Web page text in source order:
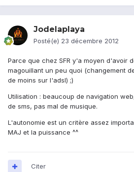
Jodelaplaya
Posté(e) 23 décembre 2012
Parce que chez SFR y'a moyen d'avoir
magouillant un peu quoi (changement
de moins sur l'adsl) ;)
Utilisation : beaucoup de navigation
de sms, pas mal de musique.
L'autonomie est un critère assez
MAJ et la puissance ^^
Citer